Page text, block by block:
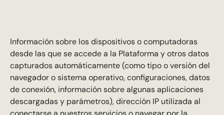
Información sobre los dispositivos o computadoras
desde las que se accede a la Plataforma y otros datos
capturados automáticamente (como tipo o versión del
navegador o sistema operativo, configuraciones, datos
de conexión, información sobre algunas aplicaciones
descargadas y parámetros), dirección IP utilizada al